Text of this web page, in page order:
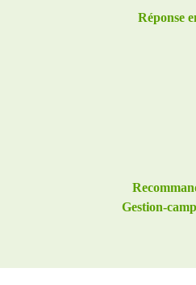
Réponse
Gestion-